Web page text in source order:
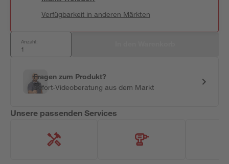
Verfügbarkeit in anderen Märkten
Anzahl:
Fragen zum Produkt?
Sofort-Videoberatung aus dem Markt
Unsere passenden Services